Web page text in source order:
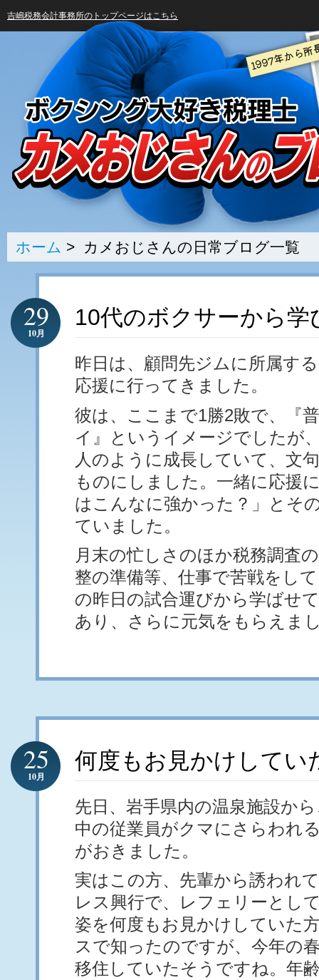
吉嶋税務会計事務所のトップページはこちら
ホーム > カメおじさんの日常ブログ一覧
10代のボクサーから学
29
10月
昨日は、顧問先ジムに所属す
応援に行ってきました。
彼は、ここまで1勝2敗で、『
イ』というイメージでしたが
人のように成長していて、文
ものにしました。一緒に応援
はこんなに強かった？」とそ
ていました。
月末の忙しさのほか税務調査
整の準備等、仕事で苦戦をし
の昨日の試合運びから学ばせ
あり、さらに元気をもらえま
何度もお見かけしてい
25
10月
先日、岩手県内の温泉施設か
中の従業員がクマにさらわれ
がおきました。
実はこの方、先輩から誘われ
レス興行で、レフェリーとし
姿を何度もお見かけしていた
スで知ったのですが、今年の
移住していたそうですね。年